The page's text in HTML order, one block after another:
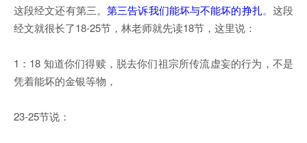
这段经文还有第三。第三告诉我们能坏与不能坏的挣扎。这段
经文就很长了18-25节，林老师就先读18节，这里说：
1：18 知道你们得赎，脱去你们祖宗所传流虚妄的行为，不是
凭着能坏的金银等物，
23-25节说：